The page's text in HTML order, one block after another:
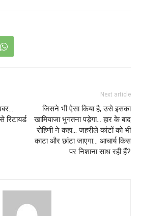
रिटायर्ड
Next article
जिसने भी ऐसा किया है, उसे इसका
खामियाजा भुगतना पड़ेगा… हार के बाद
रोहिणी ने कहा… जहरीले कांटों को भी
काटा और छांटा जाएगा… आचार्य किस
पर निशाना साध रही हैं?